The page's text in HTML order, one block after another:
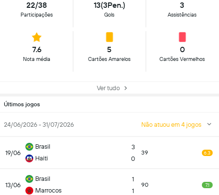
22/38
Participações
13(3Pen.)
Gols
3
Assistências
7.6
Nota média
5
Cartões Amarelos
0
Cartões Vermelhos
Ver tudo
Últimos jogos
24/06/2026 - 31/07/2026 Não atuou em 4 jogos
19/06
Brasil
Haiti
3
0
39 6.3
13/06
Brasil
Marrocos
1
1
90 7.1